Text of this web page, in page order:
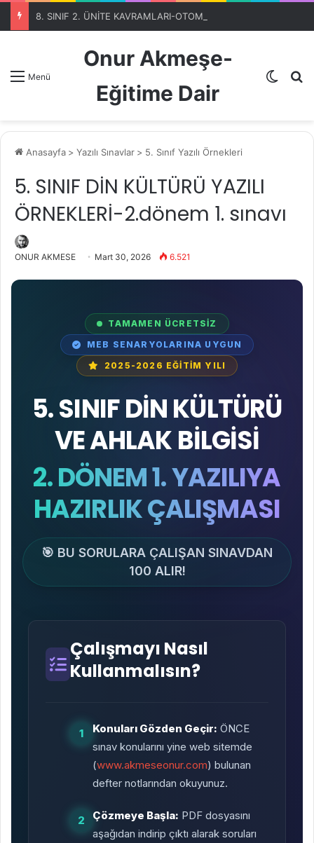
Menü
Onur Akmeşe-
Eğitime Dair
Dış
Anasayfa > Yazılı Sınavlar > 5. Sınıf Yazılı Örnekleri
5. SINIF DİN KÜLTÜRÜ YAZILI
ÖRNEKLERİ-2.dönem 1. sınavı
ONUR AKMESE Mart 30, 2026 6.521
TAMAMEN ÜCRETSİZ
MEB SENARYOLARINA UYGUN
2025-2026 EĞİTİM YILI
5. SINIF DİN KÜLTÜRÜ
VE AHLAK BİLGİSİ
2. DÖNEM 1. YAZILIYA
HAZIRLIK ÇALIŞMASI
🎯 BU SORULARA ÇALIŞAN SINAVDAN
100 ALIR!
Çalışmayı Nasıl
Kullanmalısın?
1 Konuları Gözden Geçir: ÖNCE
sınav konularını yine web sitemde
(www.akmeseonur.com) bulunan
defter notlarından okuyunuz.
2 Çözmeye Başla: PDF dosyasını
aşağıdan indirip çıktı alarak soruları